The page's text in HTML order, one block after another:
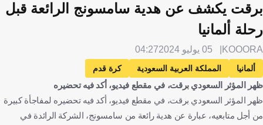
برقت يكشف عن هدية سامسونج الرائعة قبل
رحلة ألمانيا
KOOORA 05 يوليو 2024 04:27
ألمانيا المملكة العربية السعودية كرة قدم
ظهر المؤثر السعودي برقت، في مقطع فيديو، أكد فيه تحضيره
ظهر المؤثر السعودي برقت، في مقطع فيديو، أكد فيه تحضيره لمفاجأة كبيرة
من أجل متابعيه، عبارة عن هدية رائعة من سامسونج، الشركة الرائدة في